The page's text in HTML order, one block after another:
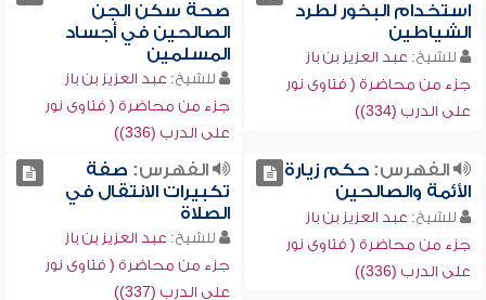
استخدام البخور لطرد
الشياطين
للشيخ: عبد العزيز بن باز
جزء من محاضرة ( فتاوى نور
على الدرب (334))
صحة سكن الجن
الصالحين في أجساد
المسلمين
للشيخ: عبد العزيز بن باز
جزء من محاضرة ( فتاوى نور
على الدرب (336))
الفهرس:حكم زيارة
الأئمة والصالحين
للشيخ: عبد العزيز بن باز
جزء من محاضرة ( فتاوى نور
على الدرب (336))
الفهرس: صفة
تكبيرات الانتقال في
الصلاة
للشيخ: عبد العزيز بن باز
جزء من محاضرة ( فتاوى نور
على الدرب (337))